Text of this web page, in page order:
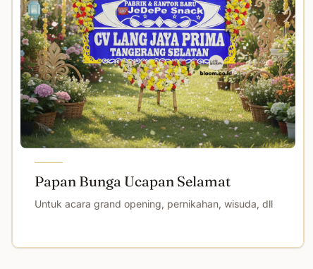
Papan Bunga Ucapan Selamat
Untuk acara grand opening, pernikahan, wisuda, dll